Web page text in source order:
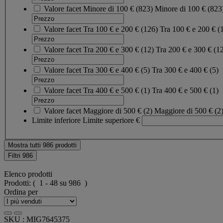
Valore facet Minore di 100 € (823) Minore di 100 €
Valore facet Tra 100 € e 200 € (126) Tra 100 € e 200 €
Valore facet Tra 200 € e 300 € (12) Tra 200 € e 300 €
Valore facet Tra 300 € e 400 € (5) Tra 300 € e 400 € (5)
Valore facet Tra 400 € e 500 € (1) Tra 400 € e 500 € (1)
Valore facet Maggiore di 500 € (2) Maggiore di 500 € (2)
Limite inferiore Limite superiore €
Mostra tutti 986 prodotti
Filtri 986
Elenco prodotti
Prodotti: ( 1 - 48 su 986 )
Ordina per
SKU : MIG7645375